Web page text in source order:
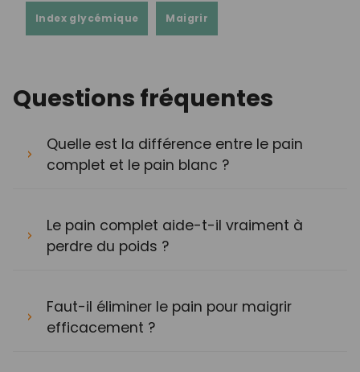
Index glycémique Maigrir
Questions fréquentes
Quelle est la différence entre le pain
complet et le pain blanc ?
Le pain complet aide-t-il vraiment à
perdre du poids ?
Faut-il éliminer le pain pour maigrir
efficacement ?